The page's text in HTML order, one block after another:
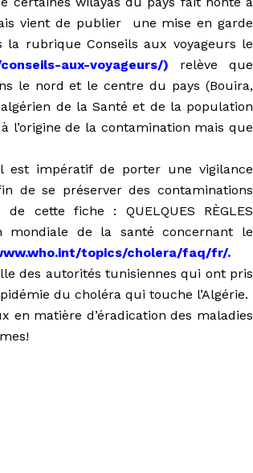
vient de publier une mise en garde
la rubrique Conseils aux voyageurs le
aux-voyageurs/) relève que
le nord et le centre du pays (Bouira,
de la Santé et de la population
l’origine de la contamination mais que
est impératif de porter une vigilance
de se préserver des contaminations
cette fiche : QUELQUES RÈGLES
mondiale de la santé concernant le
topics/cholera/faq/fr/.
des autorités tunisiennes qui ont pris
du choléra qui touche l’Algérie.
en matière d’éradication des maladies